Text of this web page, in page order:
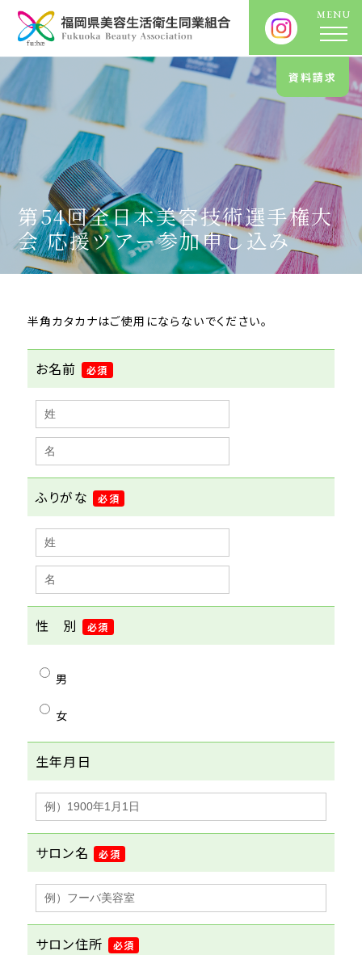
資料請求
第54回全日本美容技術選手権大
会 応援ツアー参加申し込み
半角カタカナはご使用にならないでください。
お名前 必須
ふりがな 必須
性 別 必須
男
女
生年月日
サロン名 必須
サロン住所 必須